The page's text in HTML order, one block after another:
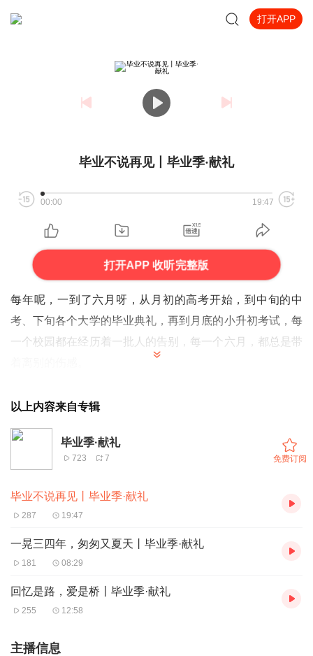
打开APP
毕业不说再见丨毕业季·献礼
00:00 19:47
打开APP 收听完整版
每年呢，一到了六月呀，从月初的高考开始，到中旬的中
考、下旬各个大学的毕业典礼，再到月底的小升初考试，每
一个校园都在经历着一批人的告别，每一个六月，都总是带
以上内容来自专辑
毕业季·献礼
723 7 免费订阅
毕业不说再见丨毕业季·献礼
287 19:47
一晃三四年，匆匆又夏天丨毕业季·献礼
181 08:29
回忆是路，爱是桥丨毕业季·献礼
255 12:58
主播信息